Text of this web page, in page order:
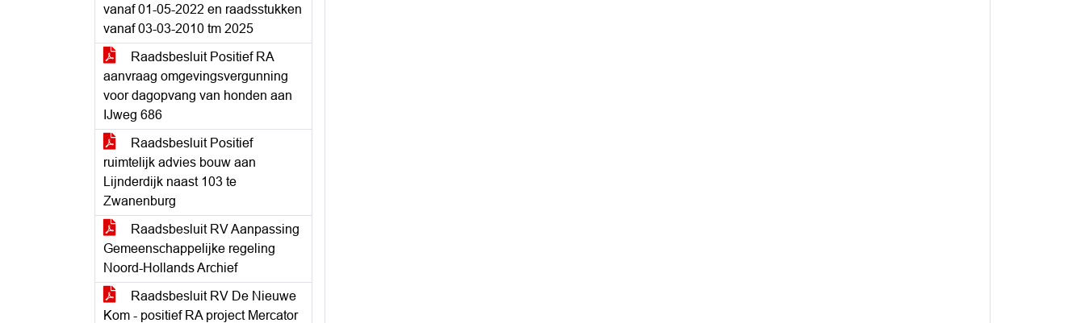
vanaf 01-05-2022 en raadsstukken
vanaf 03-03-2010 tm 2025
Raadsbesluit Positief RA
aanvraag omgevingsvergunning
voor dagopvang van honden aan
IJweg 686
Raadsbesluit Positief
ruimtelijk advies bouw aan
Lijnderdijk naast 103 te
Zwanenburg
Raadsbesluit RV Aanpassing
Gemeenschappelijke regeling
Noord-Hollands Archief
Raadsbesluit RV De Nieuwe
Kom - positief RA project Mercator